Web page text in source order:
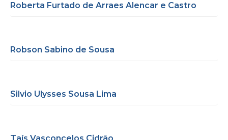
Roberta Furtado de Arraes Alencar e Castro
Robson Sabino de Sousa
Silvio Ulysses Sousa Lima